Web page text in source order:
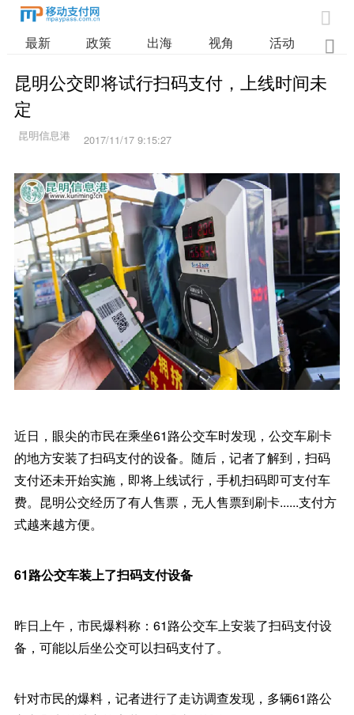

最新 政策 出海 视角 活动 业

昆明公交即将试行扫码支付，上线时间未
定
2017/11/17 9:15:27
近日，眼尖的市民在乘坐61路公交车时发现，公交车刷卡
的地方安装了扫码支付的设备。随后，记者了解到，扫码
支付还未开始实施，即将上线试行，手机扫码即可支付车
费。昆明公交经历了有人售票，无人售票到刷卡......支付方
式越来越方便。
61路公交车装上了扫码支付设备
昨日上午，市民爆料称：61路公交车上安装了扫码支付设
备，可能以后坐公交可以扫码支付了。
针对市民的爆料，记者进行了走访调查发现，多辆61路公